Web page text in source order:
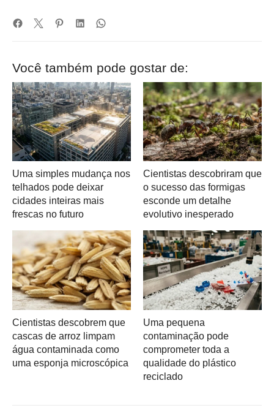
Você também pode gostar de:
Uma simples mudança nos
telhados pode deixar
cidades inteiras mais
frescas no futuro
Cientistas descobriram que
o sucesso das formigas
esconde um detalhe
evolutivo inesperado
Cientistas descobrem que
cascas de arroz limpam
água contaminada como
uma esponja microscópica
Uma pequena
contaminação pode
comprometer toda a
qualidade do plástico
reciclado